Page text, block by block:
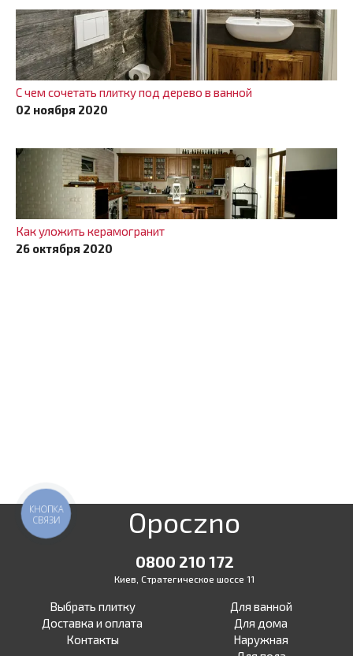
С чем сочетать плитку под дерево в ванной
02 ноября 2020
Как уложить керамогранит
26 октября 2020
Opoczno
0800 210 172
Киев, Стратегическое шоссе 11
Выбрать плитку
Доставка и оплата
Контакты
Для ванной
Для дома
Наружная
КНОПКА
СВЯЗИ